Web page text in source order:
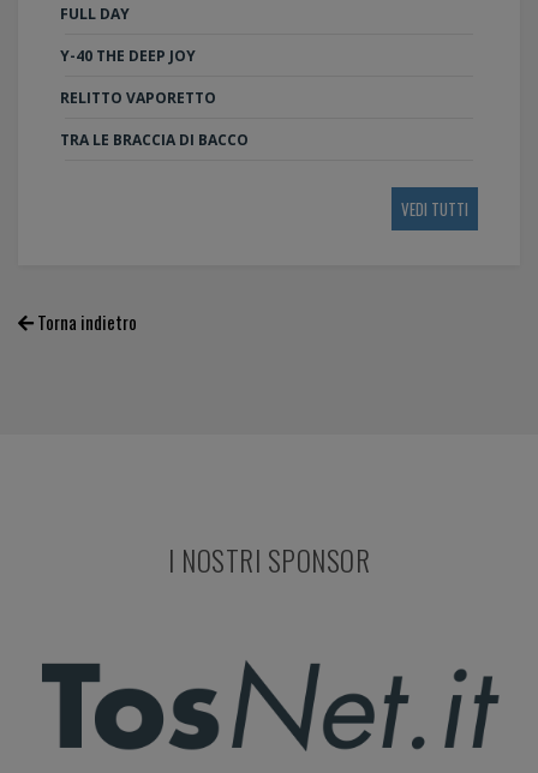
FULL DAY
Y-40 THE DEEP JOY
RELITTO VAPORETTO
TRA LE BRACCIA DI BACCO
VEDI TUTTI
Torna indietro
I NOSTRI SPONSOR